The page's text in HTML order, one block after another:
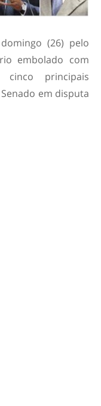
(26) pelo
embolado com
principais
em disputa